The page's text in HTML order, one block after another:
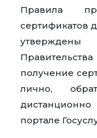
Правила
сертификатов
получение
лично,
портале